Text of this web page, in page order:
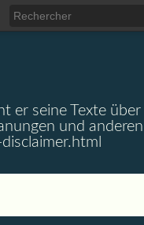
er seine Texte über
und